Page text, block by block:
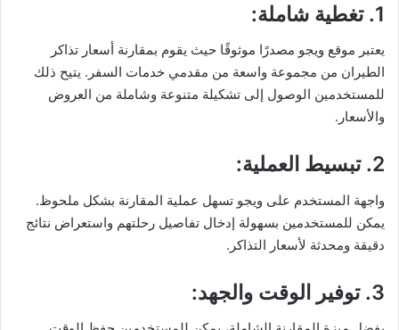
1. تغطية شاملة :
يعتبر موقع ويجو مصدرًا موثوقًا حيث يقوم بمقارنة أسعار تذاكر
الطيران من مجموعة واسعة من مقدمي خدمات السفر. يتيح ذلك
للمستخدمين الوصول إلى تشكيلة متنوعة وشاملة من العروض
والأسعار.
2. تبسيط العملية :
واجهة المستخدم على ويجو تسهل عملية المقارنة بشكل ملحوظ.
يمكن للمستخدمين بسهولة إدخال تفاصيل رحلتهم واستعراض نتائج
دقيقة ومحدثة لأسعار التذاكر.
3. توفير الوقت والجهد :